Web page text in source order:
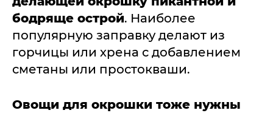
бодряще острой. Наиболее
популярную заправку делают из
горчицы или хрена с добавлением
сметаны или простокваши.
Овощи для окрошки тоже нужны